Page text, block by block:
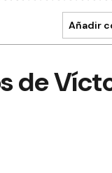
Añadir
de